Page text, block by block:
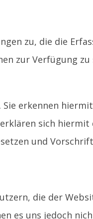
zu, die die
zur Verfügung
erkennen
sich
und
die der
es uns jedoch